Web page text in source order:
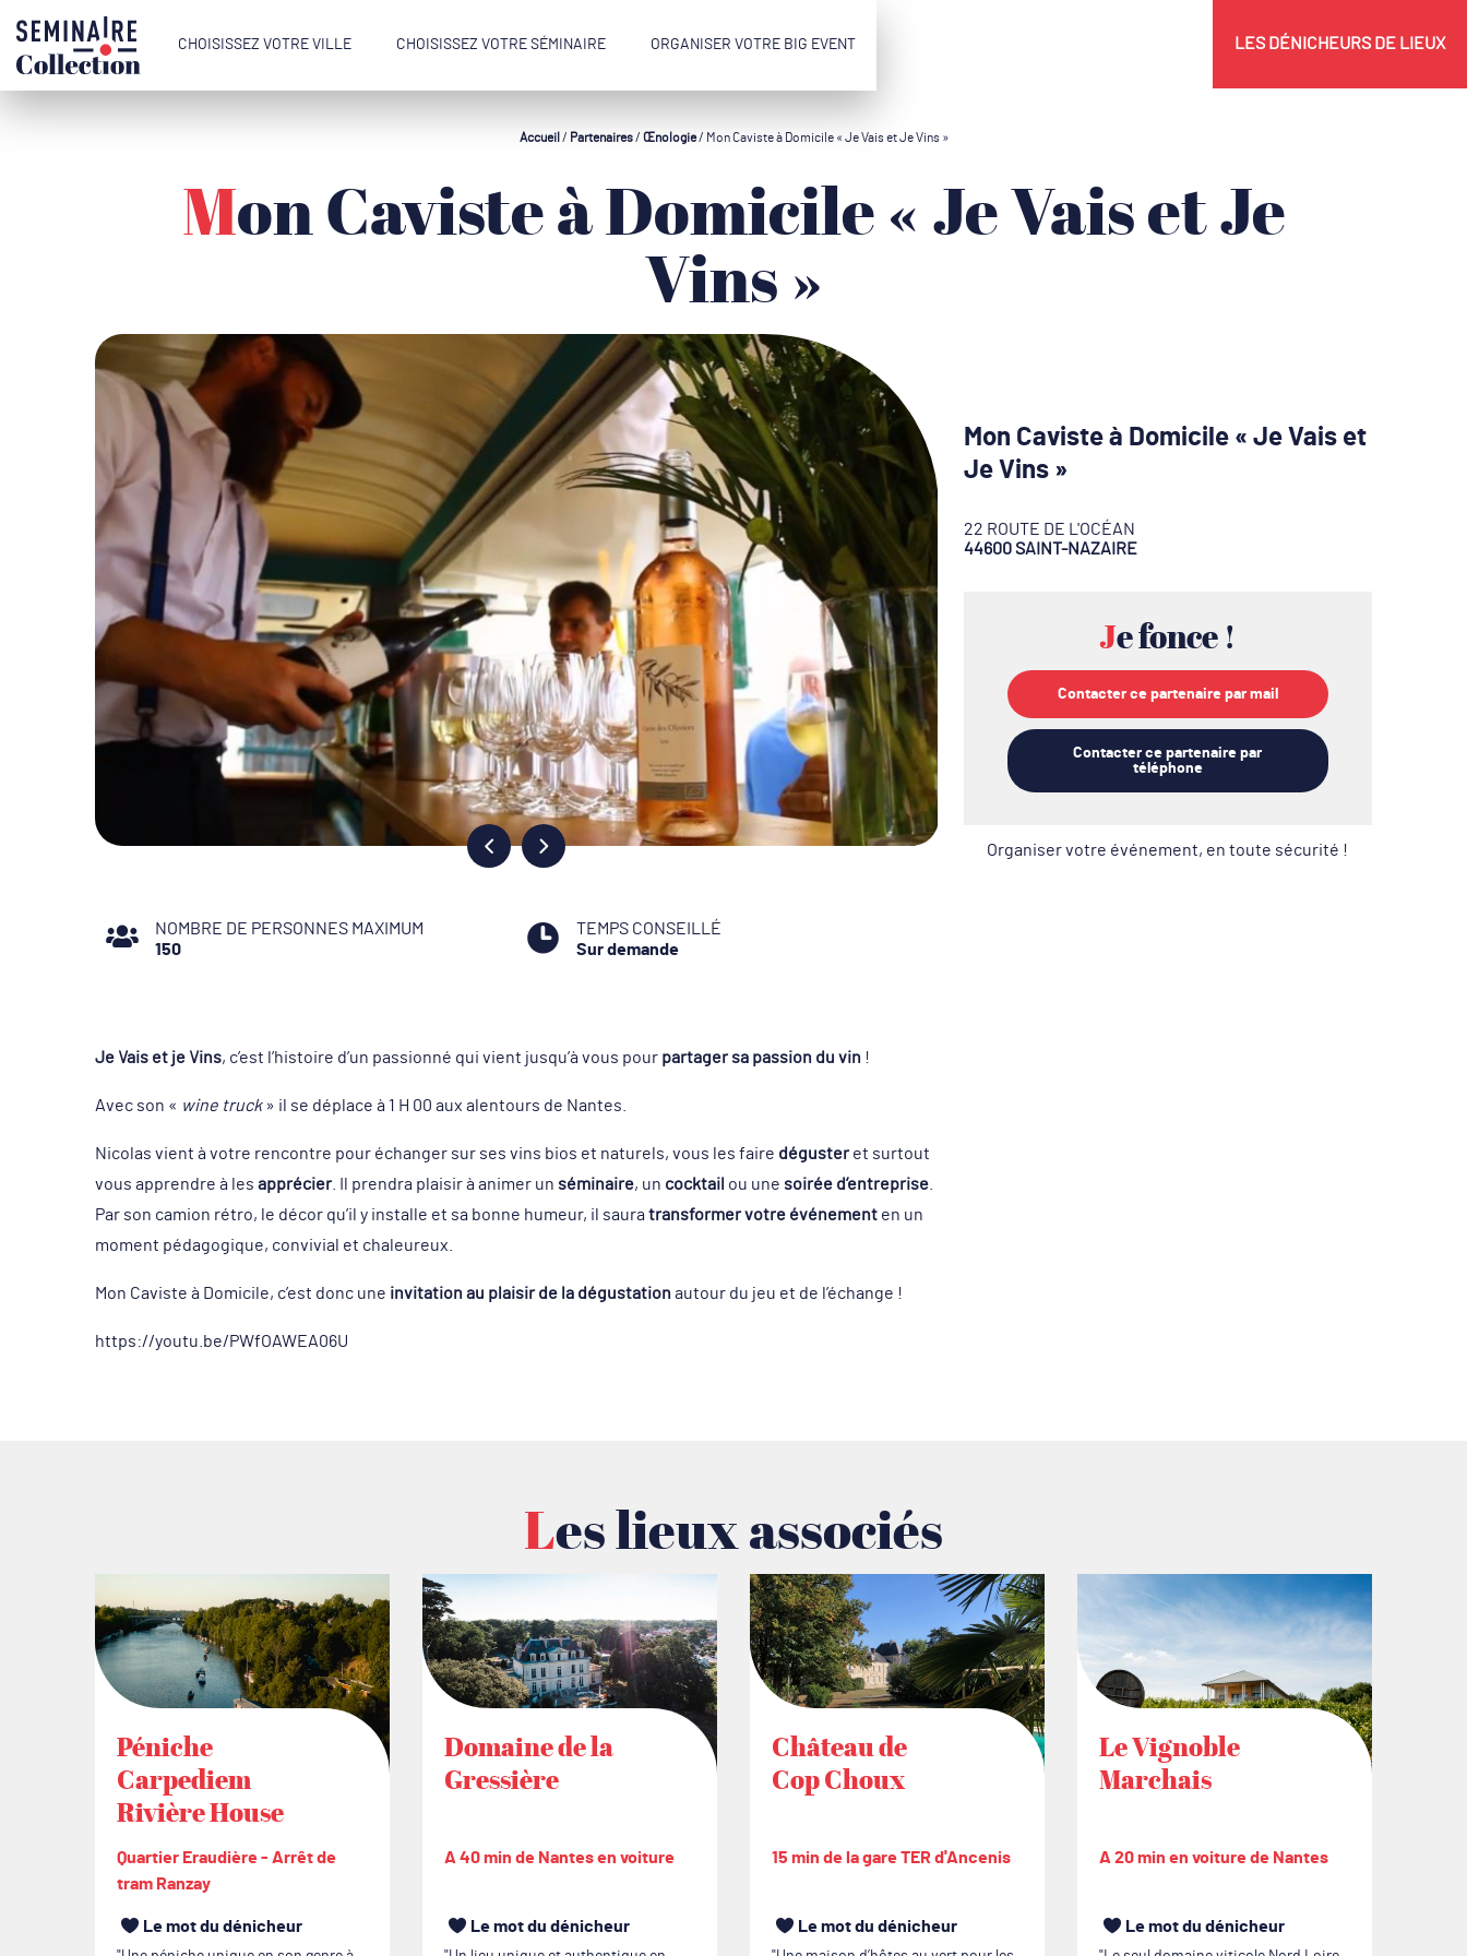
CHOISISSEZ VOTRE VILLE CHOISISSEZ VOTRE SÉMINAIRE ORGANISER VOTRE BIG EVENT LES DÉNICHEURS DE LIEUX
Accueil / Partenaires/ Œnologie/ Mon Caviste à Domicile « Je Vais et Je Vins »
Mon Caviste à Domicile « Je Vais et Je
Vins »
NOMBRE DE PERSONNES MAXIMUM
150
TEMPS CONSEILLÉ
Sur demande
Je Vais et je Vins, c’est l’histoire d’un passionné qui vient jusqu’à vous pour partager sa passion du vin !
Avec son « wine truck» il se déplace à 1 H 00 aux alentours de Nantes.
Nicolas vient à votre rencontre pour échanger sur ses vins bios et naturels, vous les faire déguster et surtout
vous apprendre à les apprécier . Il prendra plaisir à animer un séminaire, un cocktail ou une soirée d’entreprise
Par son camion rétro, le décor qu’il y installe et sa bonne humeur, il saura transformer votre événement en un
moment pédagogique, convivial et chaleureux.
Mon Caviste à Domicile, c’est donc une invitation au plaisir de la dégustation autour du jeu et de l’échange !
https://youtu.be/PWfOAWEA06U
Mon Caviste à Domicile « Je Vais et
Je Vins »
22 ROUTE DE L'OCÉAN
44600 SAINT-NAZAIRE
Je fonce !
Contacter ce partenaire par mail
Contacter ce partenaire par
téléphone
Organiser votre événement, en toute sécurité !
Les lieux associés
Péniche
Carpediem
Rivière House
Quartier Eraudière - Arrêt de
tram Ranzay
Le mot du dénicheur
Domaine de la
Gressière
A 40 min de Nantes en voiture
Le mot du dénicheur
Château de
Cop Choux
15 min de la gare TER d'Ancenis
Le mot du dénicheur
Le Vignoble
Marchais
A 20 min en voiture de Nantes
Le mot du dénicheur